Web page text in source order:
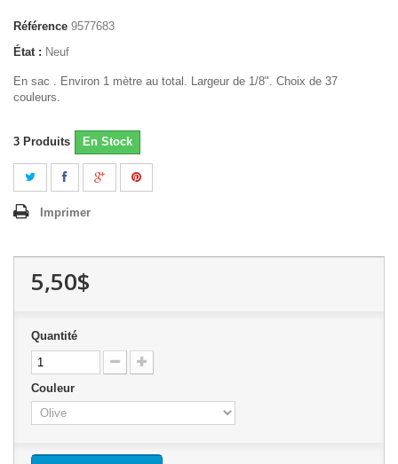
Référence 9577683
État : Neuf
En sac . Environ 1 mètre au total. Largeur de 1/8". Choix de 37
couleurs.
3 Produits En Stock
Imprimer
5,50$
Quantité
Couleur